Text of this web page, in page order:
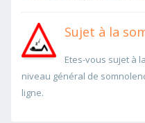
Sujet à la
Etes-vous sujet à
niveau général de
ligne.